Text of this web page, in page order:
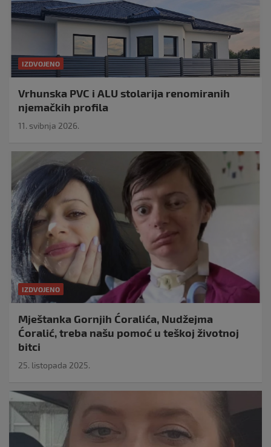
IZDVOJENO
Vrhunska PVC i ALU stolarija renomiranih
njemačkih profila
11. svibnja 2026.
IZDVOJENO
Mještanka Gornjih Ćoralića, Nudžejma
Ćoralić, treba našu pomoć u teškoj životnoj
bitci
25. listopada 2025.